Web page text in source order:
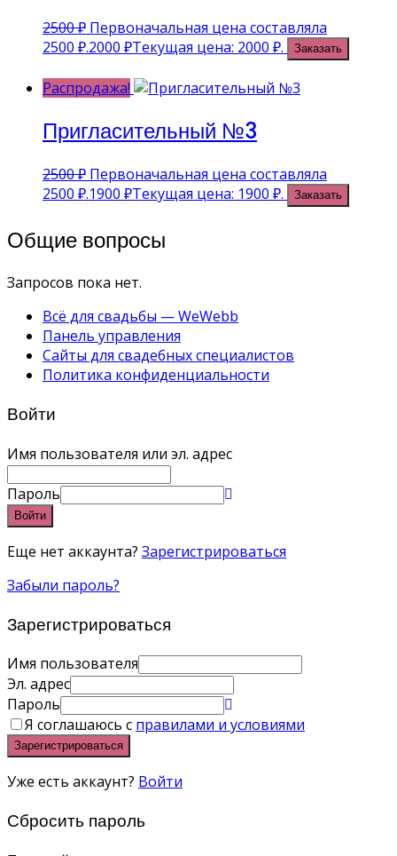
2500₽ Первоначальная цена составляла
2500 ₽.2000 ₽Текущая цена: 2000 ₽. Заказать
Распродажа!
Пригласительный №3
2500₽ Первоначальная цена составляла
2500 ₽.1900 ₽Текущая цена: 1900 ₽. Заказать
Общие вопросы
Запросов пока нет.
Всё для свадьбы — WeWebb
Панель управления
Сайты для свадебных специалистов
Политика конфиденциальности
Войти
Имя пользователя или эл. адрес
Пароль
Войти
Еще нет аккаунта? Зарегистрироваться
Забыли пароль?
Зарегистрироваться
Имя пользователя
Эл. адрес
Пароль
Я соглашаюсь с правилами и условиями
Зарегистрироваться
Уже есть аккаунт? Войти
Сбросить пароль